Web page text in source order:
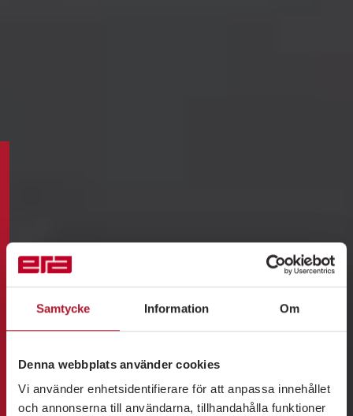
Samtycke Information Om
Denna webbplats använder cookies
Vi använder enhetsidentifierare för att anpassa innehållet
och annonserna till användarna, tillhandahålla funktioner